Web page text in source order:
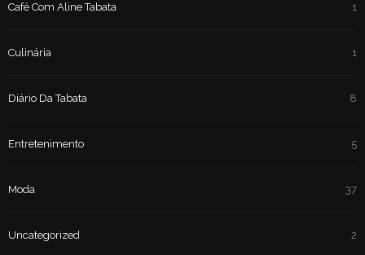
Café Com Aline Tabata 1
Culinária 1
Diário Da Tabata 8
Entretenimento 5
Moda 37
Uncategorized 2